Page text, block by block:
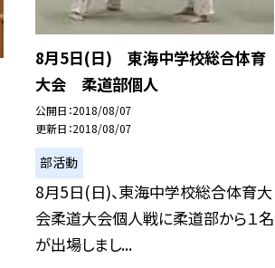
8月5日(日) 東海中学校総合体育
大会 柔道部個人
公開日 2018/08/07
更新日 2018/08/07
部活動
8月5日(日)、東海中学校総合体育大
会柔道大会個人戦に柔道部から１名
が出場しまし...